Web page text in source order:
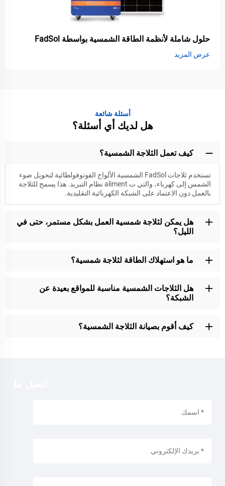
حلول شاملة لأنظمة الطاقة الشمسية بواسطة FadSol
عرض المزيد
أسئلة شائعة
هل لديك أي أسئلة؟
كيف تعمل الثلاجة الشمسية؟
تستخدم ثلاجات FadSol الشمسية الألواح الفوتوفولطائية لتحويل ضوء
الشمس إلى كهرباء، والتي ت aliment نظام التبريد. هذا يسمح للثلاجة
بالعمل دون الاعتماد على الشبكة الكهربائية التقليدية.
هل يمكن لثلاجة شمسية العمل بشكل مستمر، حتى في
الليل؟
ما هو استهلاك الطاقة لثلاجة شمسية؟
هل الثلاجات الشمسية مناسبة للمواقع بعيدة عن
الشبكة؟
كيف أقوم بصيانة الثلاجة الشمسية؟